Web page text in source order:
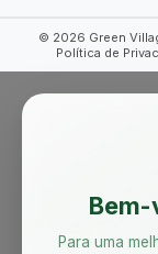
© 2026 Green
Política de
Para uma